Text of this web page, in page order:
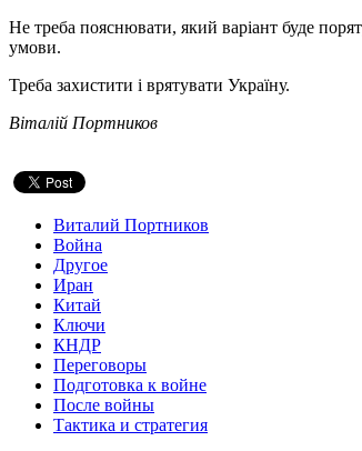
Не треба пояснювати, який варіант буде
умови.
Треба захистити і врятувати Україну.
Віталій Портников
Виталий Портников
Война
Другое
Иран
Китай
Ключи
КНДР
Переговоры
Подготовка к войне
После войны
Тактика и стратегия